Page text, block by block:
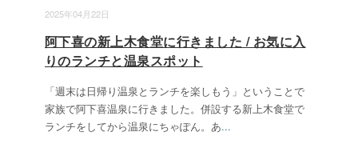
2025年04月22日
阿下喜の新上木食堂に行きました / お気に入
りのランチと温泉スポット
「週末は日帰り温泉とランチを楽しもう」ということで
家族で阿下喜温泉に行きました。併設する新上木食堂で
ランチをしてから温泉にちゃぽん。あ...